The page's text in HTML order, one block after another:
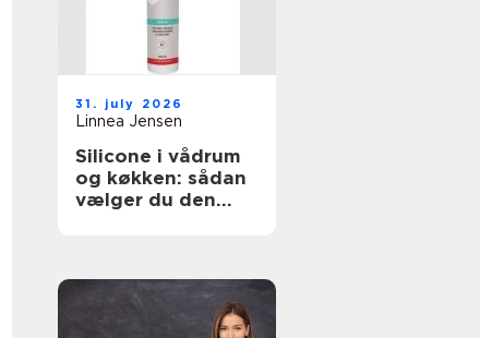
31. july 2026
Linnea Jensen
Silicone i vådrum
og køkken: sådan
vælger du den